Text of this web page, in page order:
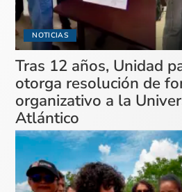
NOTICIAS
Tras 12 años, Unidad
otorga resolución de
organizativo a la
Atlántico